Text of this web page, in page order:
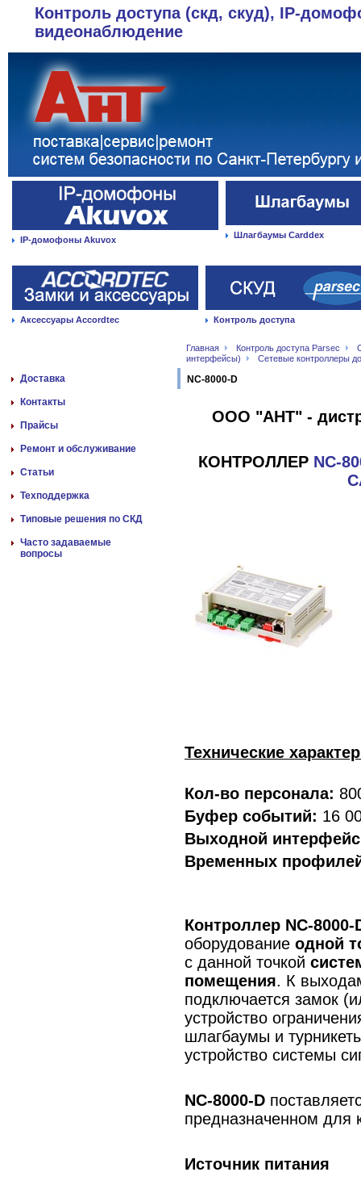
Контроль доступа (скд, скуд), IP-
видеонаблюдение
IP-домофоны Akuvox Шлагбаумы Carddex
Аксессуары Accordtec Контроль доступа
Главная Контроль доступа Parsec
интерфейсы)
Сетевые контроллеры
Доставка
Контакты
Прайсы
Ремонт и обслуживание
Статьи
Техподдержка
Типовые решения по СКД
Часто задаваемые
вопросы
NC-8000-D
ООО "АНТ" -
КОНТРОЛЛЕР NC-
Технические
Кол-во персонала:
Буфер событий: 16
Выходной
Временных
Контроллер NC-8000-
оборудование одной
с данной точкой
помещения. К
подключается замок
устройство
шлагбаумы и
устройство системы
NC-8000-D
предназначенном для
Источник питания